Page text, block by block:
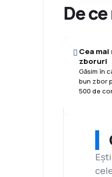
De
Cea
zboruri
Găsim în
bun zbor
500 de